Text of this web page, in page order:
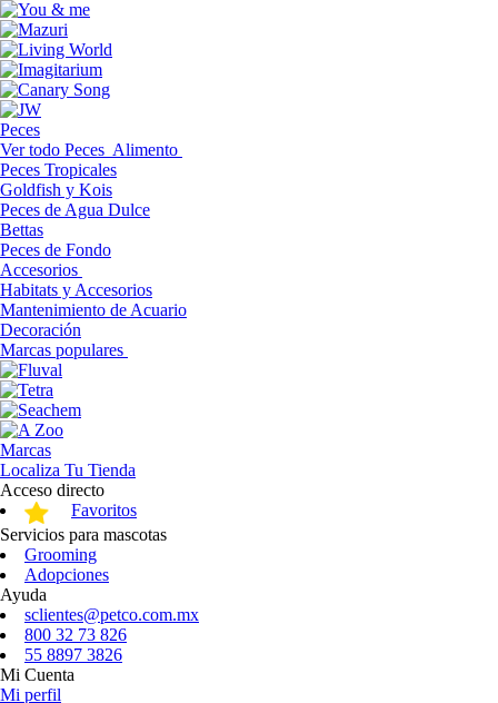
Peces
Ver todo Peces Alimento
Peces Tropicales
Goldfish y Kois
Peces de Agua Dulce
Bettas
Peces de Fondo
Accesorios
Habitats y Accesorios
Mantenimiento de Acuario
Decoración
Marcas populares
Marcas
Localiza Tu Tienda
Acceso directo
Favoritos
Servicios para mascotas
Grooming
Adopciones
Ayuda
sclientes@petco.com.mx
800 32 73 826
55 8897 3826
Mi Cuenta
Mi perfil